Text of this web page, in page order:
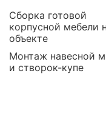
Сборка готовой
корпусной мебели
объекте
Монтаж навесной
и створок-купе